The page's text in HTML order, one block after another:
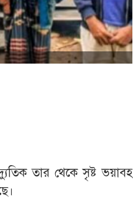
তার থেকে সৃষ্ট ভয়াবহ